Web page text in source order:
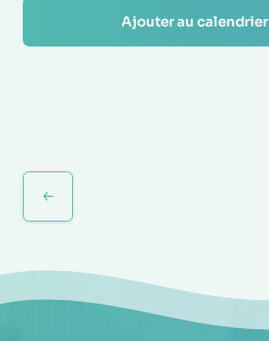
Ajouter au calendrier
Évènement